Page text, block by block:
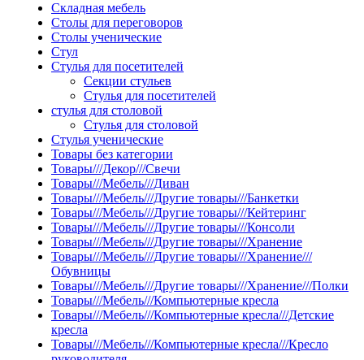
Складная мебель
Столы для переговоров
Столы ученические
Стул
Стулья для посетителей
Секции стульев
Стулья для посетителей
стулья для столовой
Стулья для столовой
Стулья ученические
Товары без категории
Товары///Декор///Свечи
Товары///Мебель///Диван
Товары///Мебель///Другие товары///Банкетки
Товары///Мебель///Другие товары///Кейтеринг
Товары///Мебель///Другие товары///Консоли
Товары///Мебель///Другие товары///Хранение
Товары///Мебель///Другие товары///Хранение///
Обувницы
Товары///Мебель///Другие товары///Хранение///Полки
Товары///Мебель///Компьютерные кресла
Товары///Мебель///Компьютерные кресла///Детские
кресла
Товары///Мебель///Компьютерные кресла///Кресло